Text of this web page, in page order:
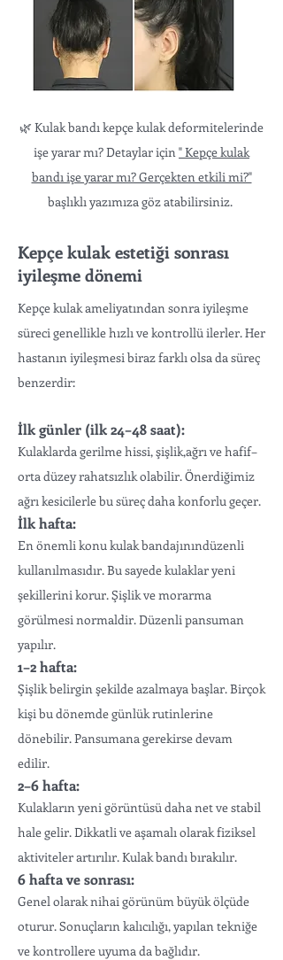
🌿 Kulak bandı kepçe kulak deformitelerinde
işe yarar mı? Detaylar için" Kepçe kulak
bandı işe yarar mı? Gerçekten etkili mi?"
başlıklı yazımıza göz atabilirsiniz.
Kepçe kulak estetiği sonrası
iyileşme dönemi
Kepçe kulak ameliyatından sonra iyileşme
süreci genellikle hızlı ve kontrollü ilerler. Her
hastanın iyileşmesi biraz farklı olsa da süreç
benzerdir:
İlk günler (ilk 24–48 saat):
Kulaklarda gerilme hissi, şişlik,ağrı ve hafif–
orta düzey rahatsızlık olabilir. Önerdiğimiz
ağrı kesicilerle bu süreç daha konforlu geçer.
İlk hafta:
En önemli konu kulak bandajınındüzenli
kullanılmasıdır. Bu sayede kulaklar yeni
şekillerini korur. Şişlik ve morarma
görülmesi normaldir. Düzenli pansuman
yapılır.
1–2 hafta:
Şişlik belirgin şekilde azalmaya başlar. Birçok
kişi bu dönemde günlük rutinlerine
dönebilir. Pansumana gerekirse devam
edilir.
2–6 hafta:
Kulakların yeni görüntüsü daha net ve stabil
hale gelir. Dikkatli ve aşamalı olarak fiziksel
aktiviteler artırılır. Kulak bandı bırakılır.
6 hafta ve sonrası:
Genel olarak nihai görünüm büyük ölçüde
oturur. Sonuçların kalıcılığı, yapılan tekniğe
ve kontrollere uyuma da bağlıdır.